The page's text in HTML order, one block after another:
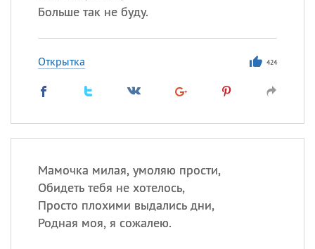
Больше так не буду.
Открытка 424
Мамочка милая, умоляю прости,
Обидеть тебя не хотелось,
Просто плохими выдались дни,
Родная моя, я сожалею.